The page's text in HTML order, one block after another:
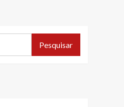
Pesquisar